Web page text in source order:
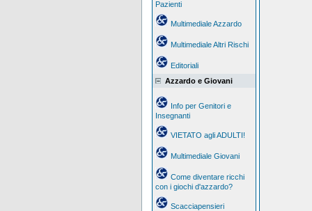
Pazienti
Multimediale Azzardo
Multimediale Altri Rischi
Editoriali
Azzardo e Giovani
Info per Genitori e
Insegnanti
VIETATO agli ADULTI!
Multimediale Giovani
Come diventare ricchi
con i giochi d'azzardo?
Scacciapensieri